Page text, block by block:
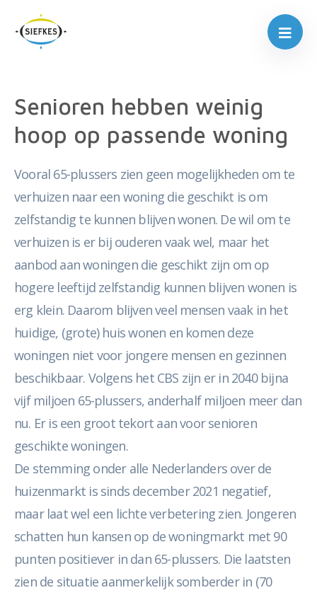
Senioren hebben weinig
hoop op passende woning
Vooral 65-plussers zien geen mogelijkheden om te
verhuizen naar een woning die geschikt is om
zelfstandig te kunnen blijven wonen. De wil om te
verhuizen is er bij ouderen vaak wel, maar het
aanbod aan woningen die geschikt zijn om op
hogere leeftijd zelfstandig kunnen blijven wonen is
erg klein. Daarom blijven veel mensen vaak in het
huidige, (grote) huis wonen en komen deze
woningen niet voor jongere mensen en gezinnen
beschikbaar. Volgens het CBS zijn er in 2040 bijna
vijf miljoen 65-plussers, anderhalf miljoen meer dan
nu. Er is een groot tekort aan voor senioren
geschikte woningen.
De stemming onder alle Nederlanders over de
huizenmarkt is sinds december 2021 negatief,
maar laat wel een lichte verbetering zien. Jongeren
schatten hun kansen op de woningmarkt met 90
punten positiever in dan 65-plussers. Die laatsten
zien de situatie aanmerkelijk somberder in (70